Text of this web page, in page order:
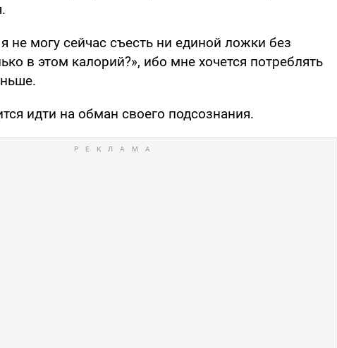
не могу сейчас съесть ни единой ложки без
в этом калорий?», ибо мне хочется потреблять
идти на обман своего подсознания.